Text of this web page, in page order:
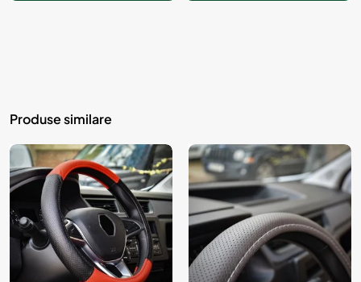
Produse similare